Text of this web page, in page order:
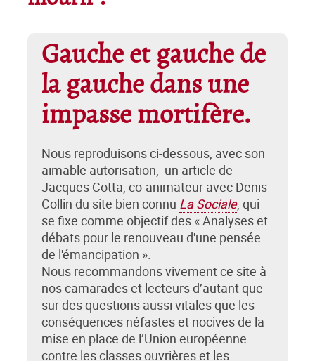
Gauche et gauche de
la gauche dans une
impasse mortifère.
Nous reproduisons ci-dessous, avec son
aimable autorisation, un article de
Jacques Cotta, co-animateur avec Denis
Collin du site bien connu La Sociale, qui
se fixe comme objectif des « Analyses et
débats pour le renouveau d'une pensée
de l'émancipation ».
Nous recommandons vivement ce site à
nos camarades et lecteurs d’autant que
sur des questions aussi vitales que les
conséquences néfastes et nocives de la
mise en place de l’Union européenne
contre les classes ouvrières et les